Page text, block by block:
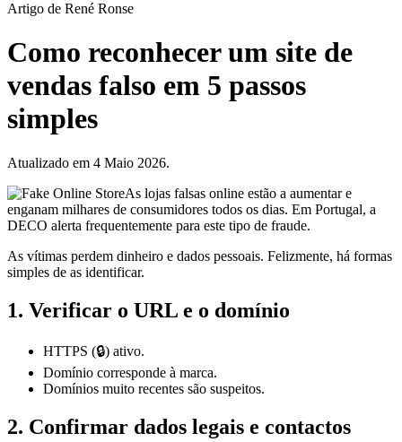
Artigo de René Ronse
Como reconhecer um site de
vendas falso em 5 passos
simples
Atualizado em 4 Maio 2026.
As lojas falsas online estão a aumentar e
enganam milhares de consumidores todos os dias. Em Portugal, a
DECO alerta frequentemente para este tipo de fraude.
As vítimas perdem dinheiro e dados pessoais. Felizmente, há formas
simples de as identificar.
1. Verificar o URL e o domínio
HTTPS (🔒) ativo.
Domínio corresponde à marca.
Domínios muito recentes são suspeitos.
2. Confirmar dados legais e contactos